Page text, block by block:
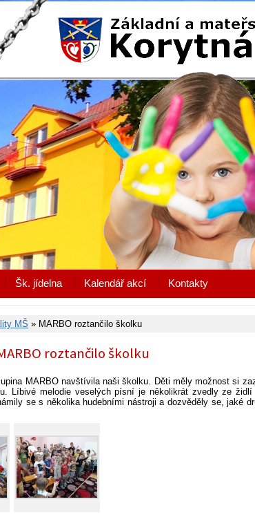
Šk. jídelna Kalendář akcí Kontakty
MŠ » MARBO roztančilo školku
roztančilo školku
MARBO navštívila naši školku. Děti měly možnost si
Líbivé melodie veselých písní je několikrát zvedly ze
se s několika hudebními nástroji a dozvěděly se, jaké